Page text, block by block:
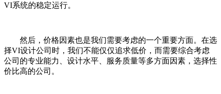
VI系统的稳定运行。
然后，价格因素也是我们需要考虑的一个重要方面。在选
择VI设计公司时，我们不能仅仅追求低价，而需要综合考虑
公司的专业能力、设计水平、服务质量等多方面因素，选择性
价比高的公司。